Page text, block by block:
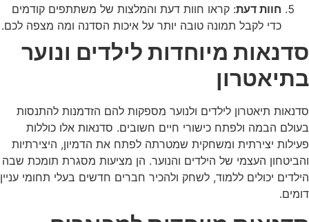
חוות דעת: קראו חוות דעת והמלצות של משתתפים קודמים
כדי לקבל תמונה טובה יותר על איכות הסדנה ומה מצפה לכם.
סדנאות מיוחדות לילדים ונוער
בתיאטרון
סדנאות תיאטרון לילדים ולנוער מספקות להם הזדמנות להתנסות
בעולם הבמה ולפתח כישורי חיים חשובים. סדנאות אלו כוללות
פעילות יצירתית ומשחקית שמטרתה לפתח את הדמיון, היצירתיות
והביטחון העצמי של הילדים והנוער. הן מציעות מסגרת תומכת שבה
הילדים יכולים ללמוד, לשחק ולהכיר חברים חדשים בעלי תחומי עניין
דומים.